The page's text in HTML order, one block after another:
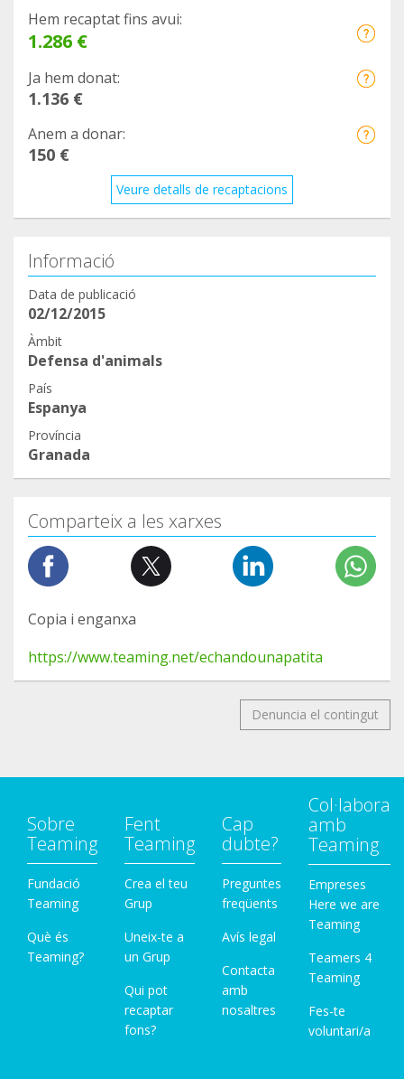
Hem recaptat fins avui:
1.286 €
Ja hem donat:
1.136 €
Anem a donar:
150 €
Veure detalls de recaptacions
Informació
Data de publicació
02/12/2015
Àmbit
Defensa d'animals
País
Espanya
Província
Granada
Comparteix a les xarxes
Copia i enganxa
https://www.teaming.net/echandounapatita
Denuncia el contingut
Sobre
Teaming
Fundació
Teaming
Què és
Teaming?
Fent
Teaming
Crea el teu
Grup
Uneix-te a
un Grup
Qui pot
recaptar
fons?
Cap
dubte?
Preguntes
freqüents
Avís legal
Contacta
amb
nosaltres
Col·labora
amb
Teaming
Empreses
Here we are
Teaming
Teamers 4
Teaming
Fes-te
voluntari/a